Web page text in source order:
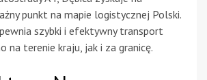
punkt na mapie logistycznej Polski.
szybki i efektywny transport
na terenie kraju, jak i za granicę.